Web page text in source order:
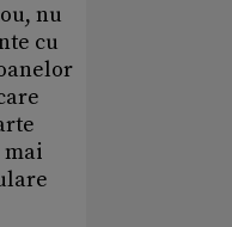
nu
cu
mai